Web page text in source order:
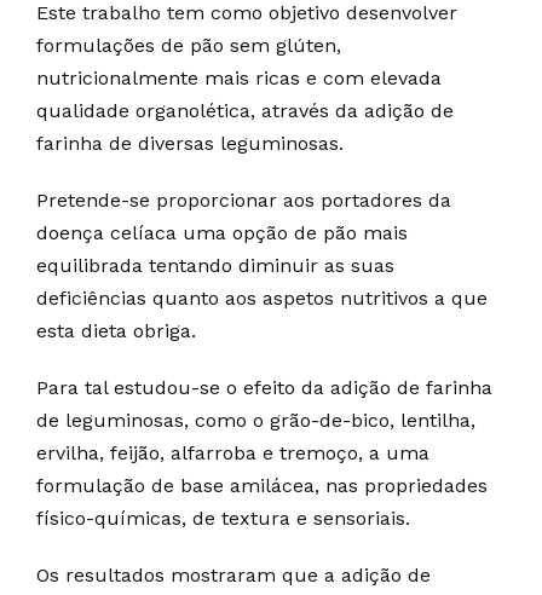
Este trabalho tem como objetivo desenvolver
formulações de pão sem glúten,
nutricionalmente mais ricas e com elevada
qualidade organolética, através da adição de
farinha de diversas leguminosas.
Pretende-se proporcionar aos portadores da
doença celíaca uma opção de pão mais
equilibrada tentando diminuir as suas
deficiências quanto aos aspetos nutritivos a que
esta dieta obriga.
Para tal estudou-se o efeito da adição de farinha
de leguminosas, como o grão-de-bico, lentilha,
ervilha, feijão, alfarroba e tremoço, a uma
formulação de base amilácea, nas propriedades
físico-químicas, de textura e sensoriais.
Os resultados mostraram que a adição de